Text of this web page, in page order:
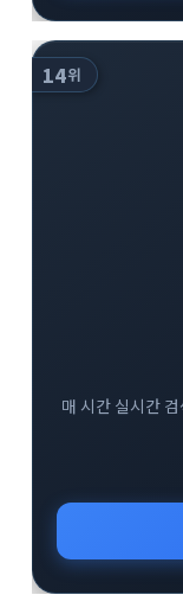
14위
매 시간 실시간